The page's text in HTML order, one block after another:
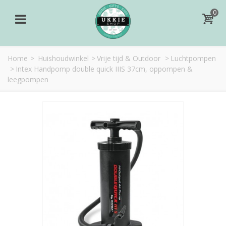
0
Home > Huishoudwinkel > Vrije tijd & Outdoor > Luchtpompen
> Intex Handpomp double quick IIIS 37cm, oppompen &
leegpompen